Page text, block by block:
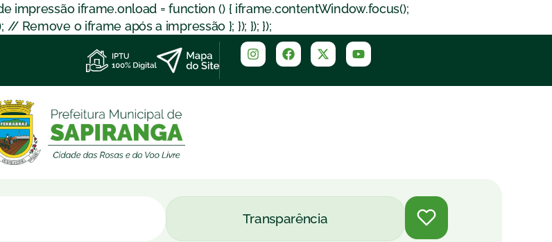
impressão iframe.onload = function () { iframe.contentWindow.focus();
Remove o iframe após a impressão }; }); }); });
Transparência